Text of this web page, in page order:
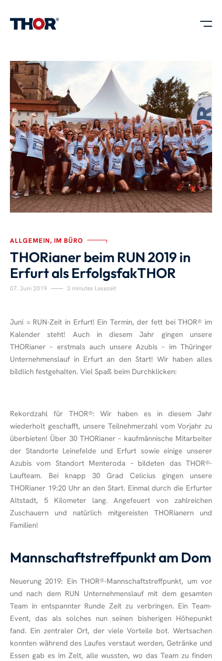
ALLGEMEIN, IM BÜRO
THORianer beim RUN 2019 in
Erfurt als ErfolgsfakTHOR
07. Juni 2019 3 minutes Lesezeit
Juni = RUN-Zeit in Erfurt! Ein Termin, der fett bei THOR® im
Kalender steht! Auch in diesem Jahr gingen unsere
THORianer – erstmals auch unsere Azubis – im Thüringer
Unternehmenslauf in Erfurt an den Start! Wir haben alles
bildlich festgehalten. Viel Spaß beim Durchklicken:
Rekordzahl für THOR®: Wir haben es in diesem Jahr
wiederholt geschafft, unsere Teilnehmerzahl vom Vorjahr zu
überbieten! Über 30 THORianer – kaufmännische Mitarbeiter
der Standorte Leinefelde und Erfurt sowie einige unserer
Azubis vom Standort Menteroda – bildeten das THOR®-
Laufteam. Bei knapp 30 Grad Celicius gingen unsere
THORianer 19:20 Uhr an den Start. Einmal durch die Erfurter
Altstadt, 5 Kilometer lang. Angefeuert von zahlreichen
Zuschauern und natürlich mitgereisten THORianern und
Familien!
Mannschaftstreffpunkt am Dom
Neuerung 2019: Ein THOR®-Mannschaftstreffpunkt, um vor
und nach dem RUN Unternehmenslauf mit dem gesamten
Team in entspannter Runde Zeit zu verbringen. Ein Team-
Event, das als solches nun seinen bisherigen Höhepunkt
fand. Ein zentraler Ort, der viele Vorteile bot. Wertsachen
konnten während des Laufes verstaut werden, Getränke und
Essen gab es im Zelt, alle wussten, wo das Team zu finden